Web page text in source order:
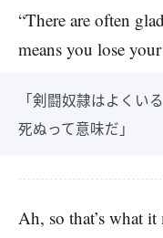
“There are often
means you lose
「剣闘奴隷はよく
死ぬって意味だ」
Ah, so that’s what it